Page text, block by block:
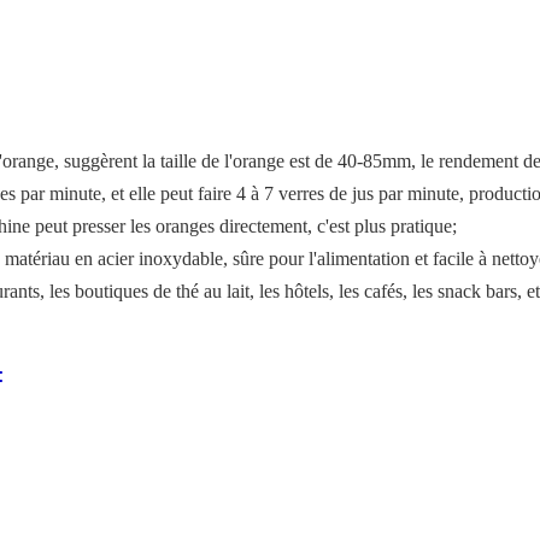
suggèrent la taille de l'orange est de 40-85mm, le rendement
par minute, et elle peut faire 4 à 7 verres de jus par minute,
peut presser les oranges directement, c'est plus pratique;
en acier inoxydable, sûre pour l'alimentation et facile à
les boutiques de thé au lait, les hôtels, les cafés, les snack bars,